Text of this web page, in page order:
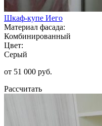
Шкаф-купе Иего
Материал фасада:
Комбинированный
Цвет:
Серый
от 51 000 руб.
Рассчитать